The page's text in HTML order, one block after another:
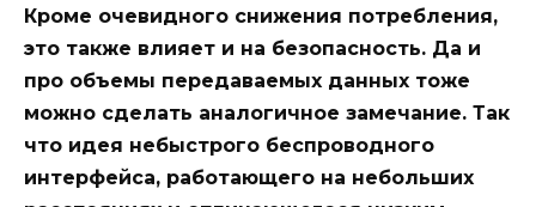
Кроме очевидного снижения потребления,
это также влияет и на безопасность. Да и
про объемы передаваемых данных тоже
можно сделать аналогичное замечание. Так
что идея небыстрого беспроводного
интерфейса, работающего на небольших